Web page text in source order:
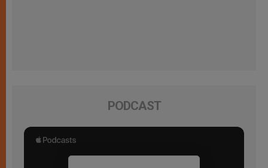
PODCAST